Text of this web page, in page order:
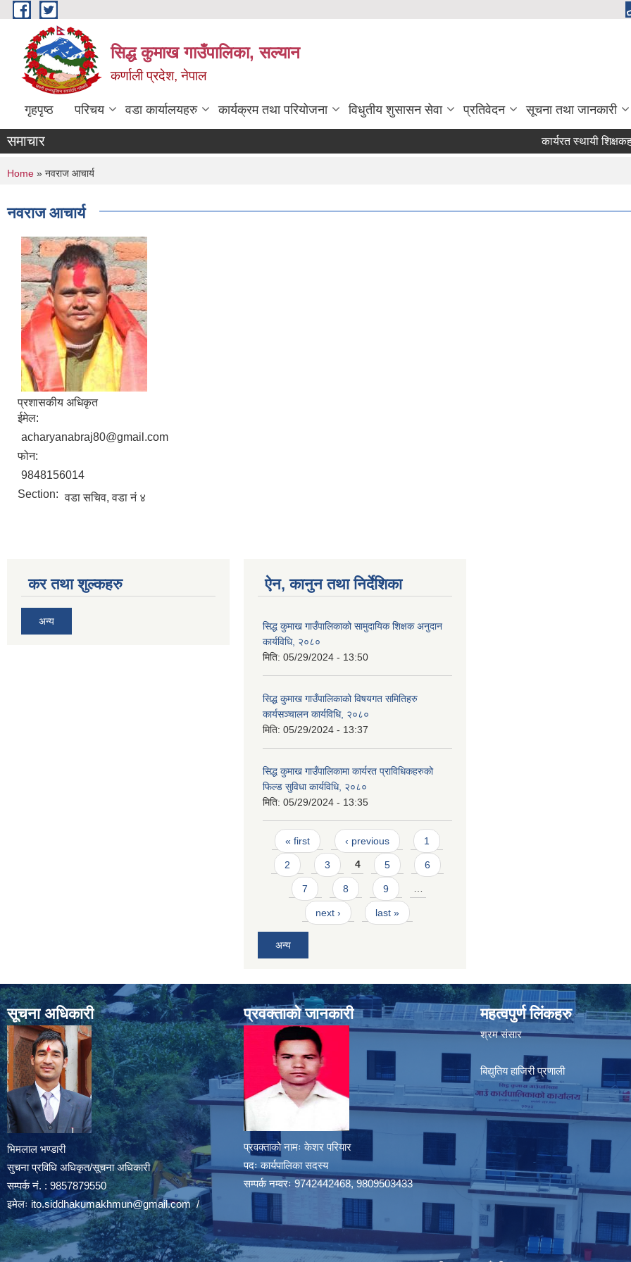
Skip to main content
सिद्ध कुमाख गाउँपालिका, सल्यान
कर्णाली प्रदेश, नेपाल
गृहपृष्ठ परिचय वडा कार्यालयहरु कार्यक्रम तथा परियोजना विधुतीय शुसासन सेवा प्रतिवेदन सूचना तथा जानकारी
समाचार कार्यरत स्थायी
You are here
Home » नवराज आचार्य
नवराज आचार्य
प्रशासकीय अधिकृत
ईमेल:
acharyanabraj80@gmail.com
फोन:
9848156014
Section: वडा सचिव, वडा नं ४
कर तथा शुल्कहरु
अन्य
ऐन, कानुन तथा निर्देशिका
सिद्ध कुमाख गाउँपालिकाको सामुदायिक शिक्षक अनुदान
कार्यविधि, २०८०
मिति: 05/29/2024 - 13:50
सिद्ध कुमाख गाउँपालिकाको विषयगत समितिहरु
कार्यसञ्चालन कार्यविधि, २०८०
मिति: 05/29/2024 - 13:37
सिद्ध कुमाख गाउँपालिकामा कार्यरत प्राविधिकहरुको
फिल्ड सुविधा कार्यविधि, २०८०
मिति: 05/29/2024 - 13:35
Pages
« first ‹ previous 1
2 3 4 5 6
7 8 9 …
next › last »
अन्य
सूचना अधिकारी
भिमलाल भण्डारी
सुचना प्रविधि अधिकृत/सूचना अधिकारी
सम्पर्क नं. : 9857879550
इमेलः ito.siddhakumakhmun@gmail.com/
प्रवक्ताको जानकारी
प्रवक्ताको नामः केशर परियार
पदः कार्यपालिका सदस्य
सम्पर्क नम्वरः 9742442468, 9809503433
महत्वपुर्ण लिंकहरु
श्रम संसार
बिद्युतिय हाजिरी प्रणाली